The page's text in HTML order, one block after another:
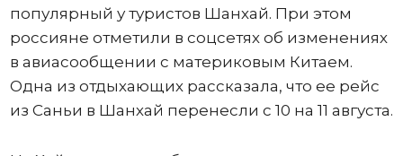
популярный у туристов Шанхай. При этом
россияне отметили в соцсетях об изменениях
в авиасообщении с материковым Китаем.
Одна из отдыхающих рассказала, что ее рейс
из Саньи в Шанхай перенесли с 10 на 11 августа.